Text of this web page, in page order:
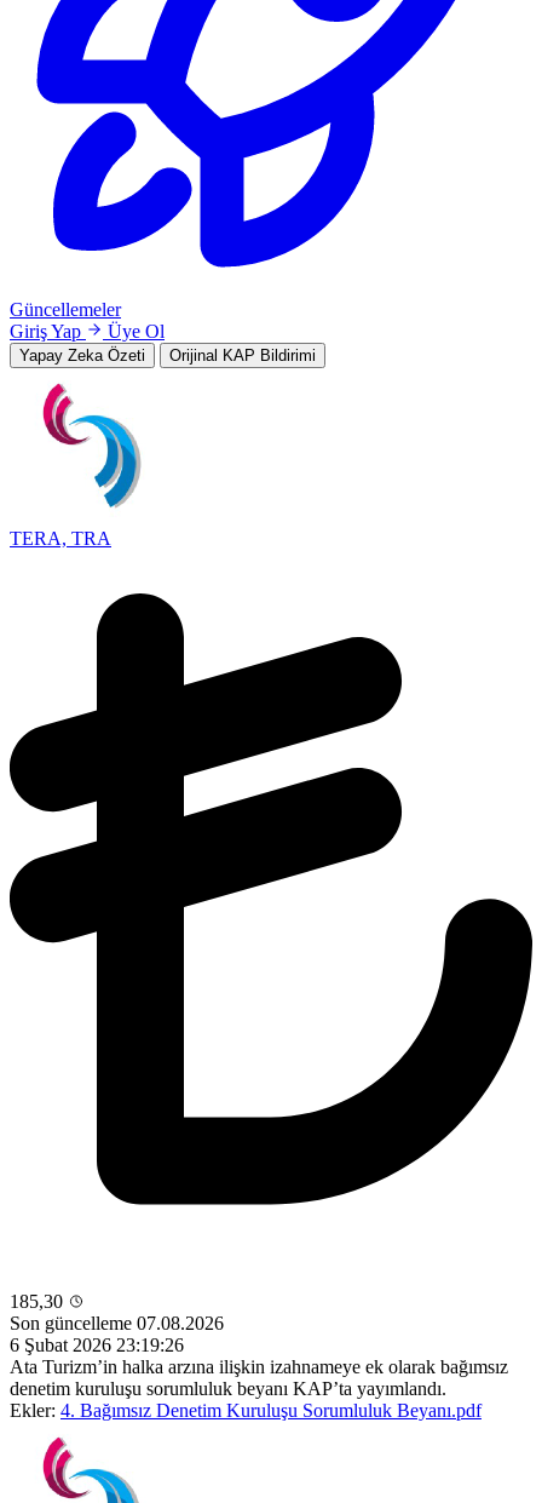
Güncellemeler
Giriş Yap
Üye Ol
Yapay Zeka Özeti Orijinal KAP Bildirimi
TERA, TRA
185,30
Son güncelleme 07.08.2026
6 Şubat 2026 23:19:26
Ata Turizm’in halka arzına ilişkin izahnameye ek olarak bağımsız
denetim kuruluşu sorumluluk beyanı KAP’ta yayımlandı.
Ekler: 4. Bağımsız Denetim Kuruluşu Sorumluluk Beyanı.pdf